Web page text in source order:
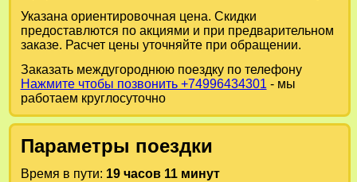
Указана ориентировочная цена. Скидки
предоставлются по акциями и при предварительном
заказе. Расчет цены уточняйте при обращении.
Заказать междугороднюю поездку по телефону
Нажмите чтобы позвонить +74996434301 - мы
работаем круглосуточно
Параметры поездки
Время в пути: 19 часов 11 минут